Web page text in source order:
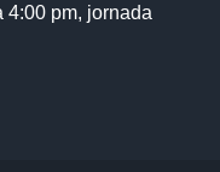
4:00 pm, jornada